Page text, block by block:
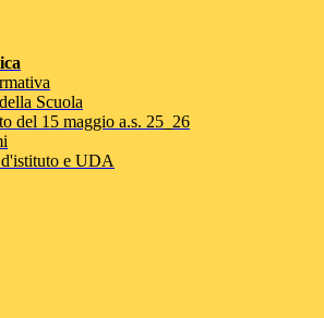
Scuola
del 15 maggio a.s. 25_26
e UDA